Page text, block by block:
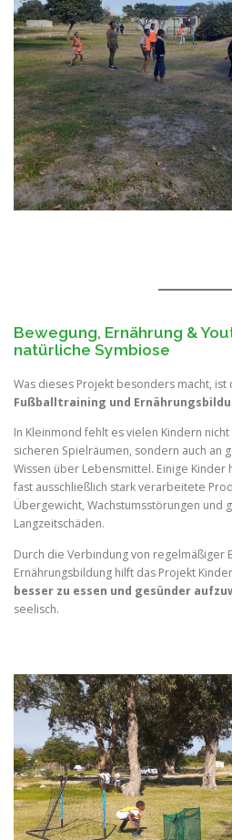
Bewegung, Ernährung &
natürliche Symbiose
Was dieses Projekt besonders macht, ist
Fußballtraining und
In Kleinmond fehlt es vielen Kindern
sicheren Spielräumen, sondern auch an
Wissen über Lebensmittel. Einige
fast ausschließlich stark verarbeitete
Übergewicht, Wachstumsstörungen und
Langzeitschäden.
Durch die Verbindung von regelmäßiger
Ernährungsbildung hilft das Projekt
besser zu essen und gesünder
seelisch.